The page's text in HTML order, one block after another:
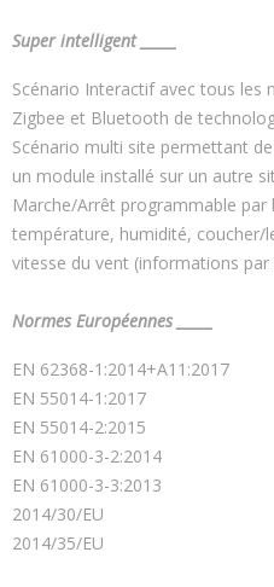
Super intelligent _____
Scénario Interactif avec tous les
Zigbee et Bluetooth de
Scénario multi site permettant
un module installé sur un autre
Marche/Arrêt programmable par
température, humidité, coucher/
vitesse du vent (informations
Normes Européennes _____
EN 62368-1:2014+A11:2017
EN 55014-1:2017
EN 55014-2:2015
EN 61000-3-2:2014
EN 61000-3-3:2013
2014/30/EU
2014/35/EU